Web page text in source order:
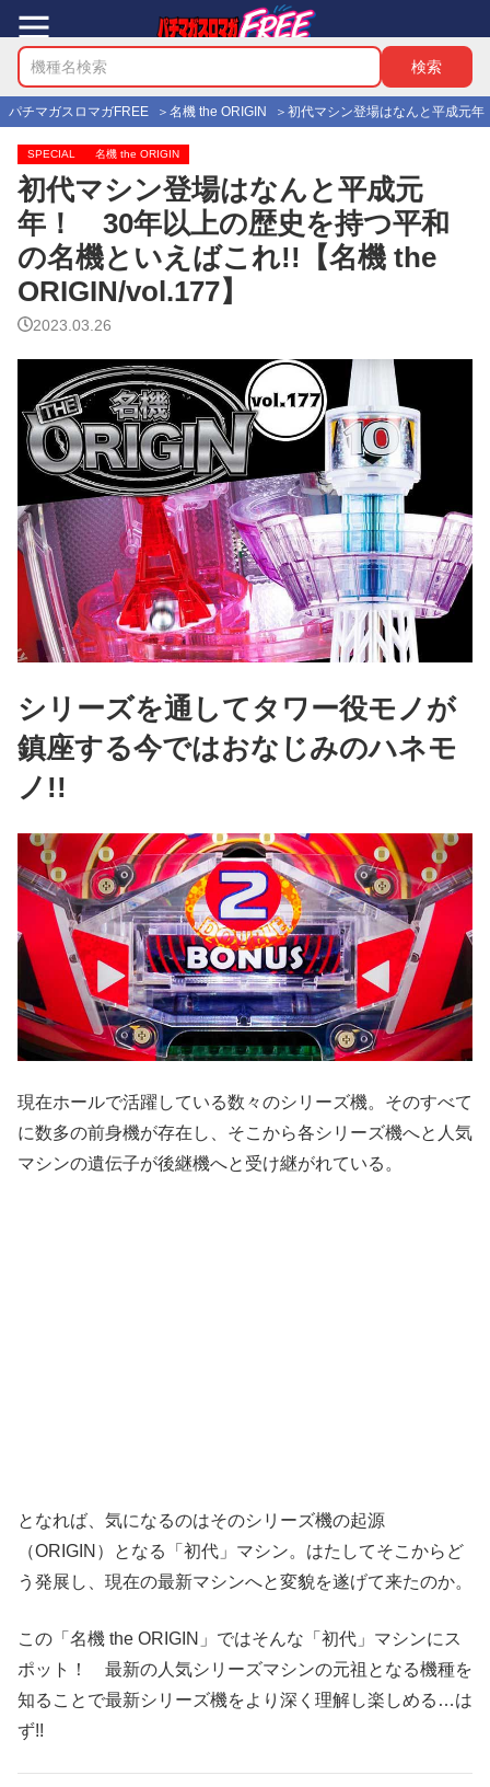
パチマガスロマガFREE 名機 the ORIGIN 初代マシン登場はなんと平成元
SPECIAL 名機 the ORIGIN
初代マシン登場はなんと平成元
年！ 30年以上の歴史を持つ平和
の名機といえばこれ!!【名機 the
ORIGIN/vol.177】
2023.03.26
シリーズを通してタワー役モノが
鎮座する今ではおなじみのハネモ
ノ!!
現在ホールで活躍している数々のシリーズ機。そのすべて
に数多の前身機が存在し、そこから各シリーズ機へと人気
マシンの遺伝子が後継機へと受け継がれている。
となれば、気になるのはそのシリーズ機の起源
（ORIGIN）となる「初代」マシン。はたしてそこからど
う発展し、現在の最新マシンへと変貌を遂げて来たのか。
この「名機 the ORIGIN」ではそんな「初代」マシンにス
ポット！ 最新の人気シリーズマシンの元祖となる機種を
知ることで最新シリーズ機をより深く理解し楽しめる…は
ず!!